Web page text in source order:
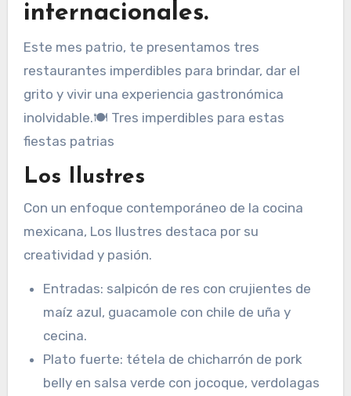
internacionales.
Este mes patrio, te presentamos tres
restaurantes imperdibles para brindar, dar el
grito y vivir una experiencia gastronómica
inolvidable.🍽️ Tres imperdibles para estas
fiestas patrias
Los Ilustres
Con un enfoque contemporáneo de la cocina
mexicana, Los Ilustres destaca por su
creatividad y pasión.
Entradas: salpicón de res con crujientes de
maíz azul, guacamole con chile de uña y
cecina.
Plato fuerte: tétela de chicharrón de pork
belly en salsa verde con jocoque, verdolagas